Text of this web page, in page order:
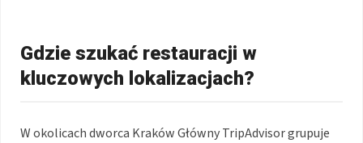
Gdzie szukać restauracji w
kluczowych lokalizacjach?
W okolicach dworca Kraków Główny TripAdvisor grupuje